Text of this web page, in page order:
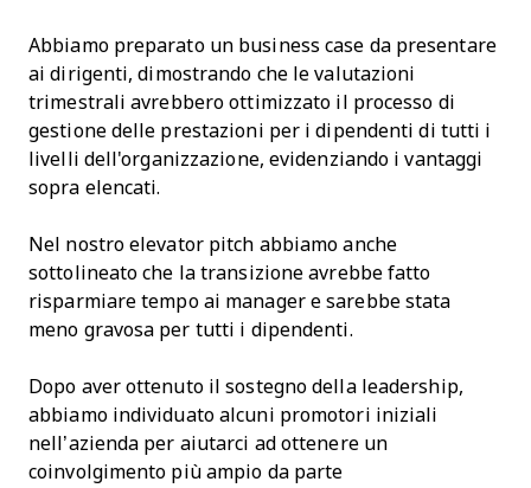
Abbiamo preparato un business case da presentare
ai dirigenti, dimostrando che le valutazioni
trimestrali avrebbero ottimizzato il processo di
gestione delle prestazioni per i dipendenti di tutti i
livelli dell'organizzazione, evidenziando i vantaggi
sopra elencati.
Nel nostro elevator pitch abbiamo anche
sottolineato che la transizione avrebbe fatto
risparmiare tempo ai manager e sarebbe stata
meno gravosa per tutti i dipendenti.
Dopo aver ottenuto il sostegno della leadership,
abbiamo individuato alcuni promotori iniziali
nell’azienda per aiutarci ad ottenere un
coinvolgimento più ampio da parte